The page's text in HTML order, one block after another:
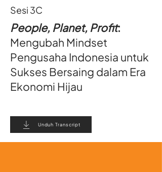
Sesi 3C
People, Planet, Profit:
Mengubah Mindset
Pengusaha Indonesia untuk
Sukses Bersaing dalam Era
Ekonomi Hijau
Unduh Transcript